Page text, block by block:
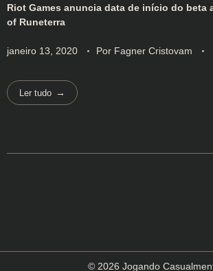
Riot Games anuncia data de início do beta
of Runeterra
janeiro 13, 2020 Por Fagner Cristovam
Ler tudo
© 2026 Jogando